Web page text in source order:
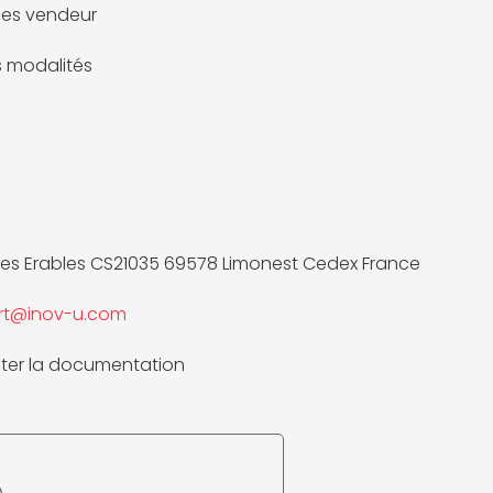
vendeur
modalités
Erables CS21035 69578 Limonest Cedex France
u.com
la documentation